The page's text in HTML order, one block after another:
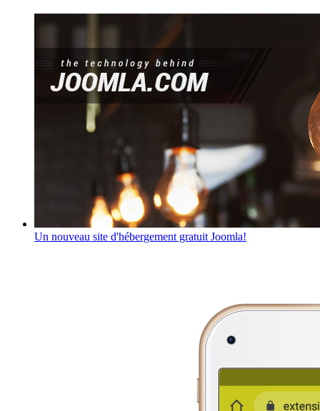
Un nouveau site d'hébergement gratuit Joomla!